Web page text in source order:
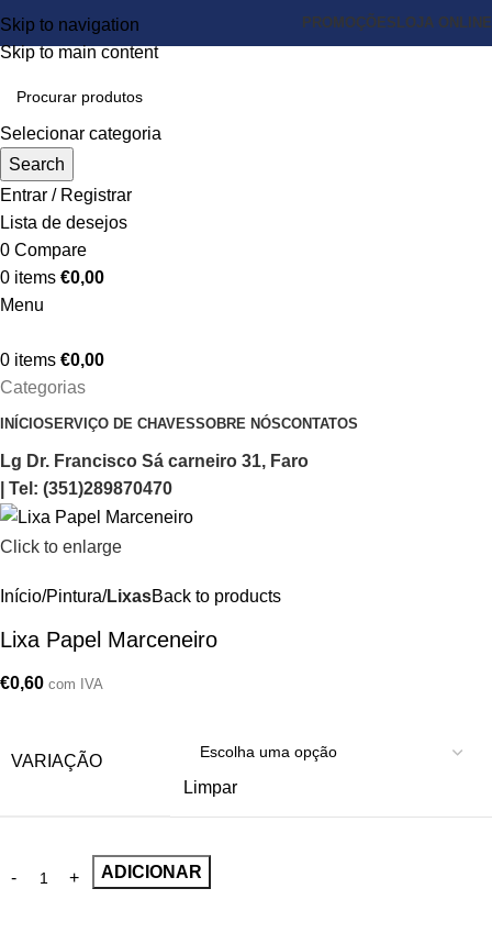
Skip to navigation
Skip to main content
PROMOÇÕES LOJA ONLINE
Selecionar categoria
Search
Entrar / Registrar
Lista de desejos
0 Compare
0 items €0,00
Menu
0 items €0,00
Categorias
INÍCIOSERVIÇO DE CHAVESSOBRE NÓSCONTATOS
Lg Dr. Francisco Sá carneiro 31, Faro
| Tel: (351)289870470
Click to enlarge
Início Pintura LixasBack to products
Lixa Papel Marceneiro
€0,60 com IVA
VARIAÇÃO
Limpar
ADICIONAR